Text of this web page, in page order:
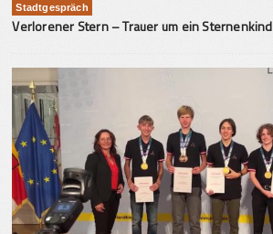
Stadtgespräch
Verlorener Stern – Trauer um ein Sternenkind